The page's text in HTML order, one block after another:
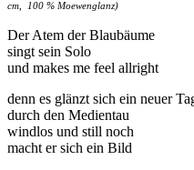
cm, 100 % Moewenglanz)
Der Atem der Blaubäume
singt sein Solo
und makes me feel allright
denn es glänzt sich ein neuer
durch den Medientau
windlos und still noch
macht er sich ein Bild